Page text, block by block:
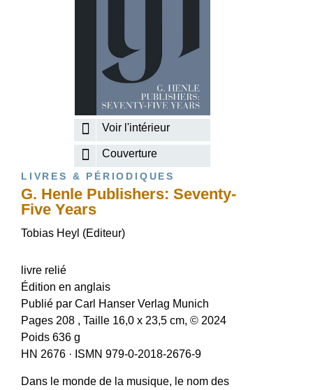
Voir l'intérieur
Couverture
LIVRES & PÉRIODIQUES
G. Henle Publishers: Seventy-
Five Years
Tobias Heyl (Editeur)
livre relié
Édition en anglais
Publié par Carl Hanser Verlag Munich
Pages 208 , Taille 16,0 x 23,5 cm, © 2024
Poids 636 g
HN 2676 · ISMN 979-0-2018-2676-9
Dans le monde de la musique, le nom des